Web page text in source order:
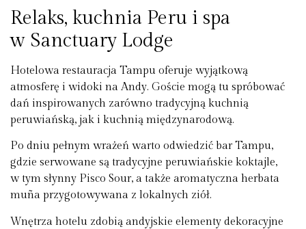
Relaks, kuchnia Peru i spa
w Sanctuary Lodge
Hotelowa restauracja Tampu oferuje wyjątkową
atmosferę i widoki na Andy. Goście mogą tu spróbować
dań inspirowanych zarówno tradycyjną kuchnią
peruwiańską, jak i kuchnią międzynarodową.
Po dniu pełnym wrażeń warto odwiedzić bar Tampu,
gdzie serwowane są tradycyjne peruwiańskie koktajle,
w tym słynny Pisco Sour, a także aromatyczna herbata
muña przygotowywana z lokalnych ziół.
Wnętrza hotelu zdobią andyjskie elementy dekoracyjne